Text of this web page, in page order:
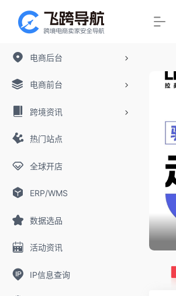
电商后台
电商前台
跨境资讯
热门站点
全球开店
ERP/WMS
数据选品
活动资讯
IP信息查询